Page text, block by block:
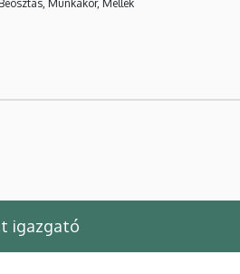
Munkakör, Mellék
igazgató